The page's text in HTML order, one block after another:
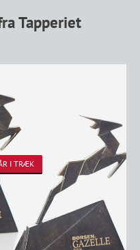
Tapperiet
I TRÆK